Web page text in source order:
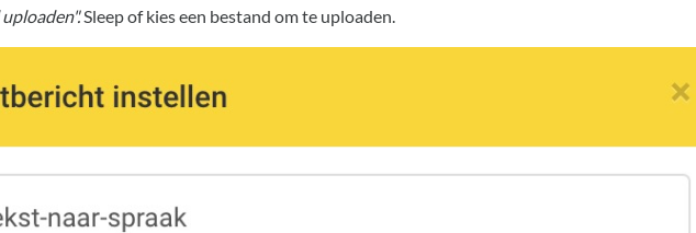
Sleep of kies een bestand om te uploaden.